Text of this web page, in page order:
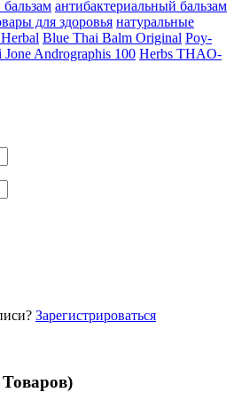
бальзам антибактериальный бальзам
для здоровья натуральные
Blue Thai Balm Original Poy-
Jone Andrographis 100 Herbs THAO-
Зарегистрироваться